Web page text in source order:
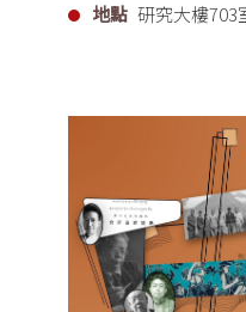
地點 研究大樓703